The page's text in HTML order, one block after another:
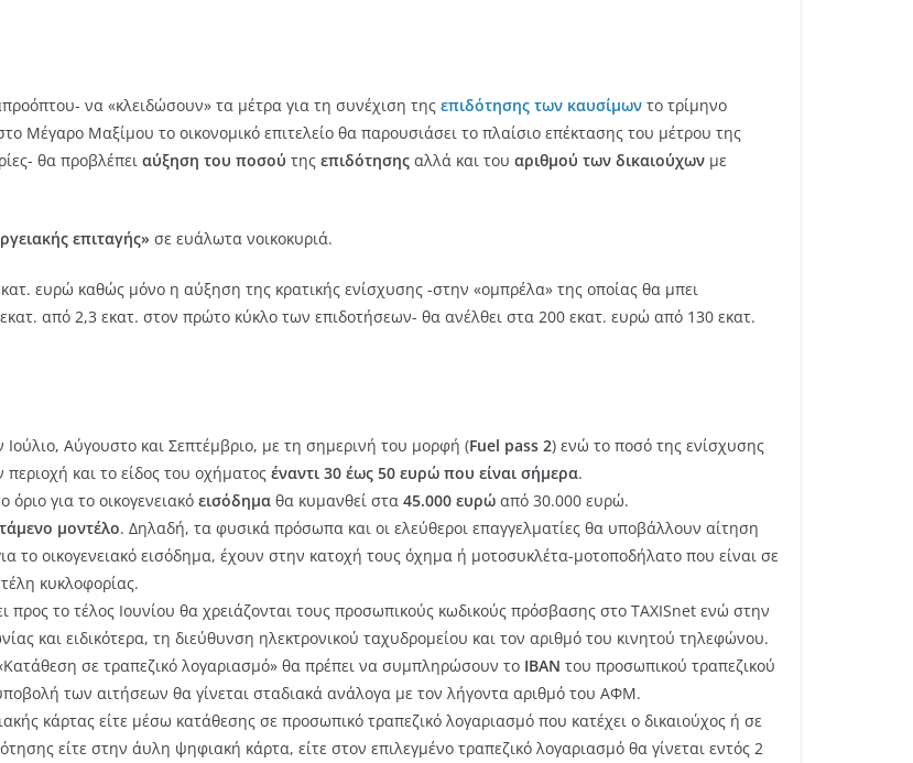
να «κλειδώσουν» τα μέτρα για τη συνέχιση της επιδότησης των καυσίμων το τρίμηνο
Μέγαρο Μαξίμου το οικονομικό επιτελείο θα παρουσιάσει το πλαίσιο επέκτασης του μέτρου της
θα προβλέπει αύξηση του ποσού της επιδότησης αλλά και του αριθμού των δικαιούχων με
επιταγής» σε ευάλωτα νοικοκυριά.
ευρώ καθώς μόνο η αύξηση της κρατικής ενίσχυσης -στην «ομπρέλα» της οποίας θα μπει
από 2,3 εκατ. στον πρώτο κύκλο των επιδοτήσεων- θα ανέλθει στα 200 εκατ. ευρώ από 130 εκατ.
Ιούλιο, Αύγουστο και Σεπτέμβριο, με τη σημερινή του μορφή (Fuel pass 2) ενώ το ποσό της ενίσχυσης
και το είδος του οχήματος έναντι 30 έως 50 ευρώ που είναι σήμερα.
για το οικογενειακό εισόδημα θα κυμανθεί στα 45.000 ευρώ από 30.000 ευρώ.
μοντέλο. Δηλαδή, τα φυσικά πρόσωπα και οι ελεύθεροι επαγγελματίες θα υποβάλλουν αίτηση
το οικογενειακό εισόδημα, έχουν στην κατοχή τους όχημα ή μοτοσυκλέτα-μοτοποδήλατο που είναι σε
κυκλοφορίας.
προς το τέλος Ιουνίου θα χρειάζονται τους προσωπικούς κωδικούς πρόσβασης στο TAXISnet ενώ στην
και ειδικότερα, τη διεύθυνση ηλεκτρονικού ταχυδρομείου και τον αριθμό του κινητού τηλεφώνου.
σε τραπεζικό λογαριασμό» θα πρέπει να συμπληρώσουν το IBAN του προσωπικού τραπεζικού
των αιτήσεων θα γίνεται σταδιακά ανάλογα με τον λήγοντα αριθμό του ΑΦΜ.
κάρτας είτε μέσω κατάθεσης σε προσωπικό τραπεζικό λογαριασμό που κατέχει ο δικαιούχος ή σε
είτε στην άυλη ψηφιακή κάρτα, είτε στον επιλεγμένο τραπεζικό λογαριασμό θα γίνεται εντός 2